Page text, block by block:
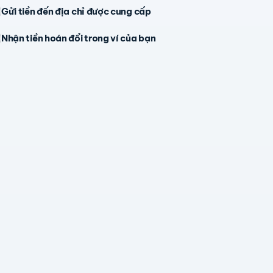
Gửi tiền đến địa chỉ được cung cấp
Nhận tiền hoán đổi trong ví của bạn